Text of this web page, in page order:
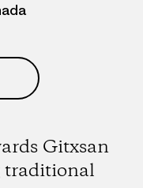
Gitxsan
traditional